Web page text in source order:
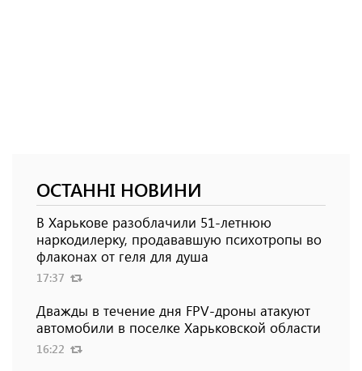
ОСТАННІ НОВИНИ
В Харькове разоблачили 51-летнюю
наркодилерку, продававшую психотропы во
флаконах от геля для душа
17:37
Дважды в течение дня FPV-дроны атакуют
автомобили в поселке Харьковской области
16:22